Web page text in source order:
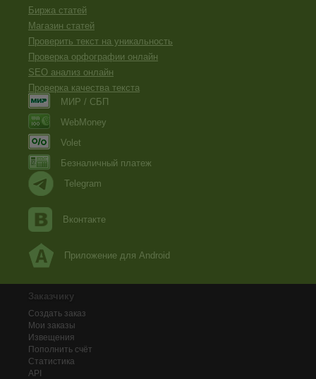
Биржа статей
Магазин статей
Проверить текст на уникальность
Проверка орфографии онлайн
SEO анализ онлайн
Проверка качества текста
МИР / СБП
WebMoney
Volet
Безналичный платеж
Telegram
Вконтакте
Приложение для Android
Заказчику
Создать заказ
Мои заказы
Извещения
Пополнить счёт
Статистика
API